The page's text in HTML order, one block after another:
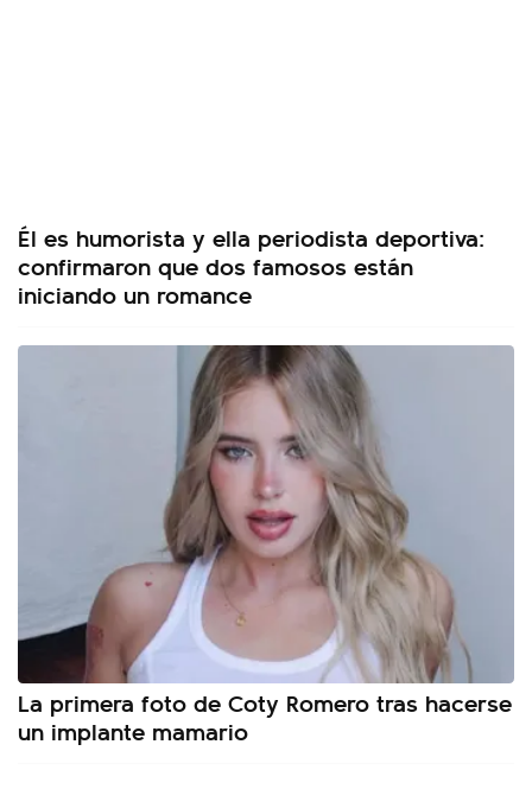
Él es humorista y ella periodista deportiva:
confirmaron que dos famosos están
iniciando un romance
La primera foto de Coty Romero tras hacerse
un implante mamario